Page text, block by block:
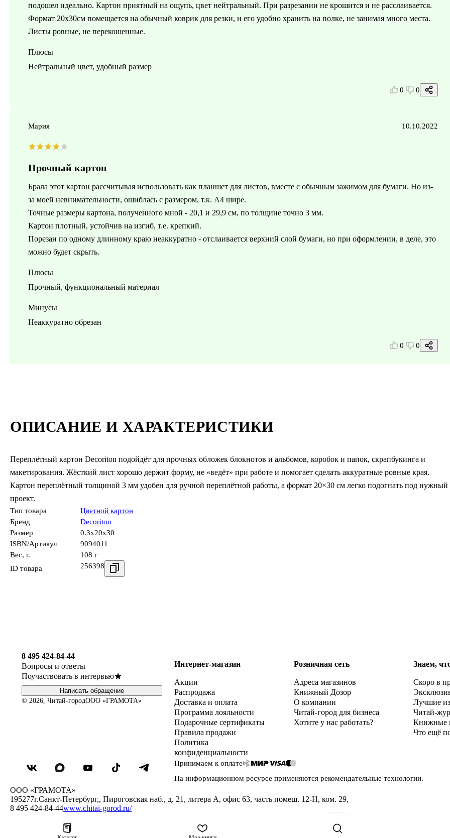
ОПИСАНИЕ И ХАРАКТЕРИСТИКИ
Переплётный картон Decoriton подойдёт для прочных обложек блокнотов и альбомов, коробок и папок, скрапбукинга и
макетирования. Жёсткий лист хорошо держит форму, не «ведёт» при работе и помогает сделать аккуратные ровные края.
Картон переплётный толщиной 3 мм удобен для ручной переплётной работы, а формат 20×30 см легко подогнать под нужный
проект.
Тип товара
Цветной картон
Бренд
Decoriton
Размер
0.3x20x30
ISBN/Артикул
9094011
Вес, г.
108 г
ID товара
256398
подошел идеально. Картон приятный на ощупь, цвет нейтральный. При разрезании не крошится и не расслаивается.
Формат 20х30см помещается на обычный коврик для резки, и его удобно хранить на полке, не занимая много места.
Листы ровные, не перекошенные.
Плюсы
Нейтральный цвет, удобный размер
0 0
Мария 10.10.2022
Прочный картон
Брала этот картон рассчитывая использовать как планшет для листов, вместе с обычным зажимом для бумаги. Но из-
за моей невнимательности, ошиблась с размером, т.к. А4 шире.
Точные размеры картона, полученного мной - 20,1 и 29,9 см, по толщине точно 3 мм.
Картон плотный, устойчив на изгиб, т.е. крепкий.
Порезан по одному длинному краю неаккуратно - отслаивается верхний слой бумаги, но при оформлении, в деле, это
можно будет скрыть.
Плюсы
Прочный, функциональный материал
Минусы
Неаккуратно обрезан
0 0
8 495 424-84-44
Вопросы и ответы
Поучаствовать в интервью
Написать обращение
© 2026, Читай-городООО «ГРАМОТА»
Интернет-магазин
Акции
Распродажа
Доставка и оплата
Программа лояльности
Подарочные сертификаты
Правила продажи
Политика
конфиденциальности
Розничная сеть
Адреса магазинов
Книжный Дозор
О компании
Читай-город для бизнеса
Хотите у нас работать?
Знаем,
Скоро в
Лучшие
Читай-
Книжные
Что ещё
Принимаем к оплате
На информационном ресурсе применяются рекомендательные технологии.
ООО «ГРАМОТА»
195277г.Санкт-Петербург,, Пироговская наб., д. 21, литера А, офис 63, часть помещ. 12-Н, ком. 29,
8 495 424-84-44www.chitai-gorod.ru/